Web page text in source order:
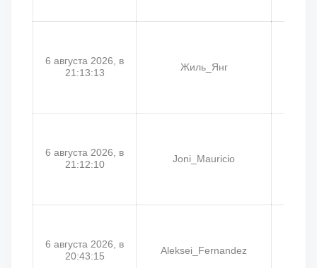
6 августа 2026, в
21:13:13
Жиль_Янг
6 августа 2026, в
21:12:10
Joni_Mauricio
6 августа 2026, в
20:43:15
Aleksei_Fernandez